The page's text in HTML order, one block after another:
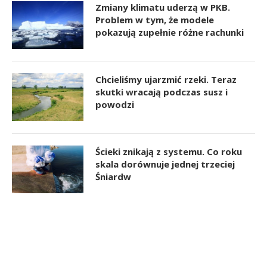
Zmiany klimatu uderzą w PKB.
Problem w tym, że modele
pokazują zupełnie różne rachunki
Chcieliśmy ujarzmić rzeki. Teraz
skutki wracają podczas susz i
powodzi
Ścieki znikają z systemu. Co roku
skala dorównuje jednej trzeciej
Śniardw